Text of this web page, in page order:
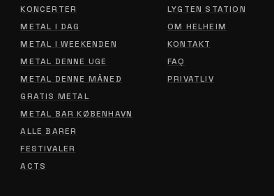
KONCERTER
METAL I DAG
METAL I WEEKENDEN
METAL DENNE UGE
METAL DENNE MÅNED
GRATIS METAL
METAL BAR KØBENHAVN
ALLE BARER
FESTIVALER
ACTS
LYGTEN STATION
OM HELHEIM
KONTAKT
FAQ
PRIVATLIVPRIVACY